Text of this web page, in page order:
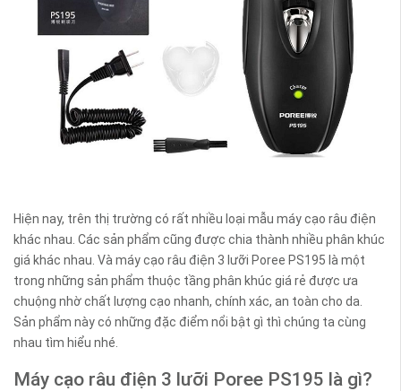
Hiện nay, trên thị trường có rất nhiều loại mẫu máy cạo râu điện
khác nhau. Các sản phẩm cũng được chia thành nhiều phân khúc
giá khác nhau. Và máy cạo râu điện 3 lưỡi Poree PS195 là một
trong những sản phẩm thuộc tầng phân khúc giá rẻ được ưa
chuộng nhờ chất lượng cạo nhanh, chính xác, an toàn cho da.
Sản phẩm này có những đặc điểm nổi bật gì thì chúng ta cùng
nhau tìm hiểu nhé.
Máy cạo râu điện 3 lưỡi Poree PS195 là gì?